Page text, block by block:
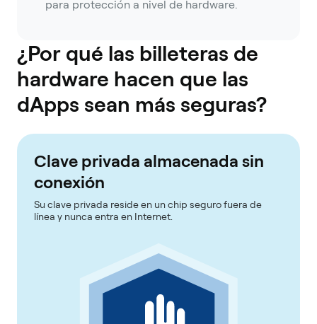
para protección a nivel de hardware.
¿Por qué las billeteras de
hardware hacen que las
dApps sean más seguras?
Clave privada almacenada sin
conexión
Su clave privada reside en un chip seguro fuera de
línea y nunca entra en Internet.